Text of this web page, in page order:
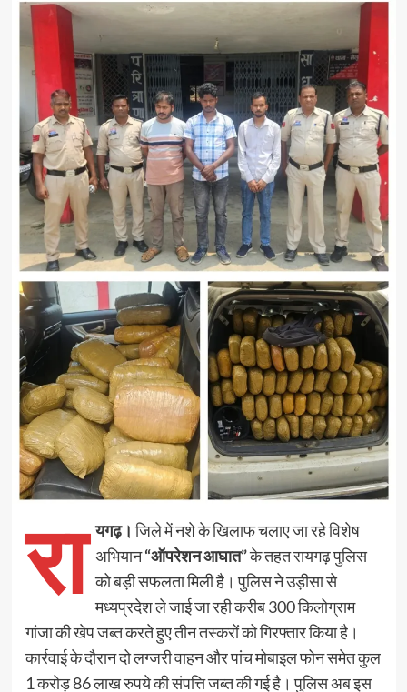
रा यगढ़। जिले में नशे के खिलाफ चलाए जा रहे विशेष
अभियान“ऑपरेशन आघात”के तहत रायगढ़ पुलिस
को बड़ी सफलता मिली है। पुलिस ने उड़ीसा से
मध्यप्रदेश ले जाई जा रही करीब 300 किलोग्राम
गांजा की खेप जब्त करते हुए तीन तस्करों को गिरफ्तार किया है।
कार्रवाई के दौरान दो लग्जरी वाहन और पांच मोबाइल फोन समेत कुल
1 करोड़ 86 लाख रुपये की संपत्ति जब्त की गई है। पुलिस अब इस